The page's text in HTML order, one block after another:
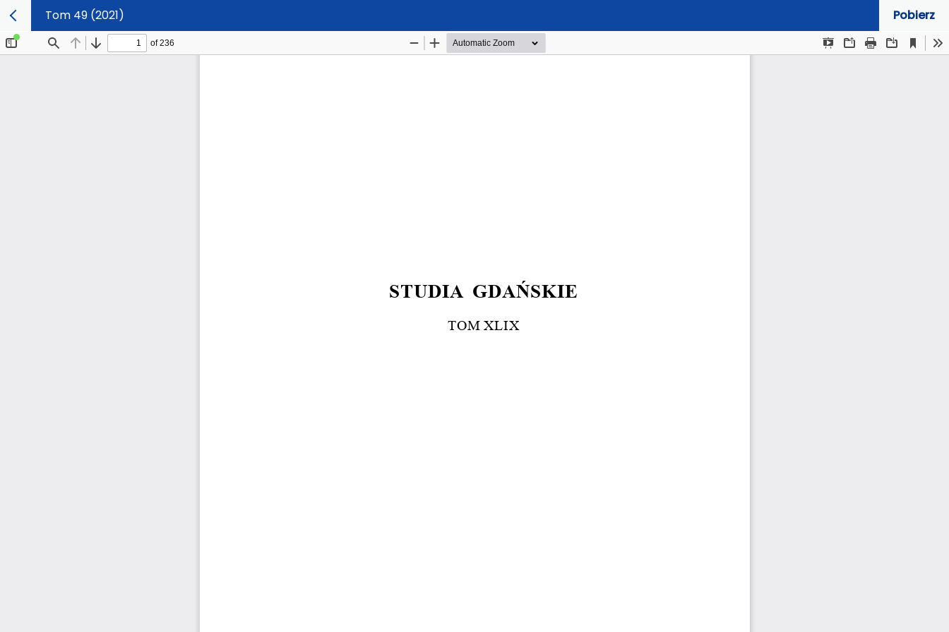
Tom 49 (2021) Pobierz